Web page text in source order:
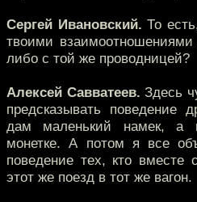
Сергей Ивановский. То
твоими
либо с той же проводницей?
Алексей Савватеев. Здесь
предсказывать поведение
дам маленький намек, а
монетке. А потом я все
поведение тех, кто
этот же поезд в тот же вагон.